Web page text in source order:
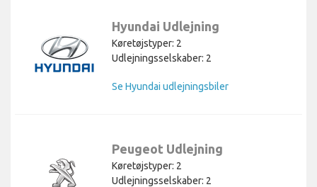
Hyundai Udlejning
Køretøjstyper: 2
Udlejningsselskaber: 2
Se Hyundai udlejningsbiler
Peugeot Udlejning
Køretøjstyper: 2
Udlejningsselskaber: 2